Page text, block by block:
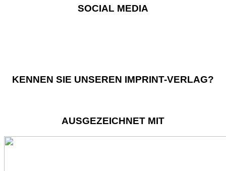
SOCIAL MEDIA
KENNEN SIE UNSEREN IMPRINT-VERLAG?
AUSGEZEICHNET MIT